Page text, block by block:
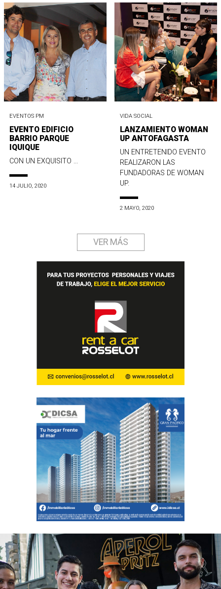
EVENTOS PM
EVENTO EDIFICIO
BARRIO PARQUE
IQUIQUE
CON UN EXQUISITO ...
14 JULIO, 2020
VIDA SOCIAL
LANZAMIENTO WOMAN
UP ANTOFAGASTA
UN ENTRETENIDO EVENTO
REALIZARON LAS
FUNDADORAS DE WOMAN
UP.
2 MAYO, 2020
VER MÁS